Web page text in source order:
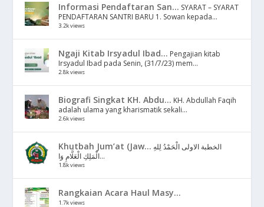
Informasi Pendaftaran San... SYARAT – SYARAT
PENDAFTARAN SANTRI BARU 1. Sowan kepada...
3.2k views
Ngaji Kitab Irsyadul Ibad... Pengajian kitab
Irsyadul Ibad pada Senin, (31/7/23) mem...
2.8k views
Biografi Singkat KH. Abdu... KH. Abdullah Faqih
adalah ulama yang kharismatik sekali...
2.6k views
Khutbah Jum’at (Jaw... الخطبة الاولى الْحَمْدُ لِلهِ
الْمَلِكِ الْعَلَّامِ وَا...
1.8k views
Rangkaian Acara Haul Masy...
1.7k views